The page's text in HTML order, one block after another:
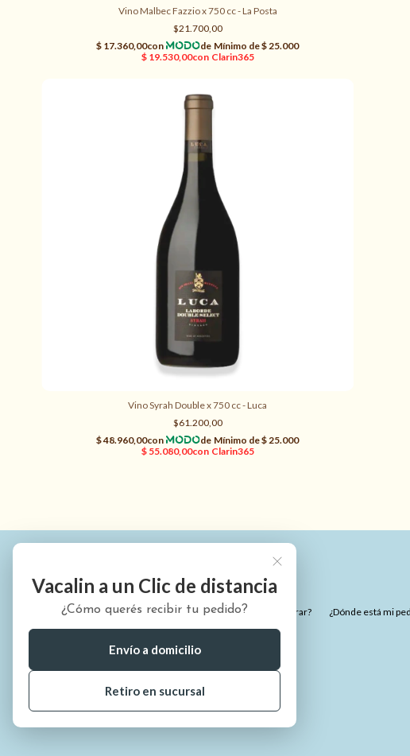
Vino Malbec Fazzio x 750 cc - La Posta
$21.700,00
Vino Syrah Double x 750 cc - Luca
$61.200,00
Vacalin a un Clic de distancia
¿Cómo querés recibir tu pedido?
Envío a domicilio
Retiro en sucursal
¿Quiénes somos? ¿Cómo comprar? ¿Dónde está mi